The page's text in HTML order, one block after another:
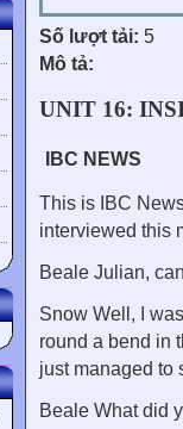
Số lượt tải: 5
Mô tả:
UNIT 16:
IBC NEWS
This is IBC
interviewed this
Beale Julian,
Snow Well, I
round a bend in
just managed to
Beale What did